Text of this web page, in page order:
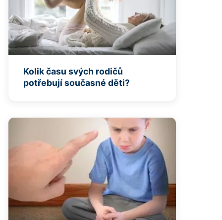
Kolik času svých rodičů
potřebují současné děti?